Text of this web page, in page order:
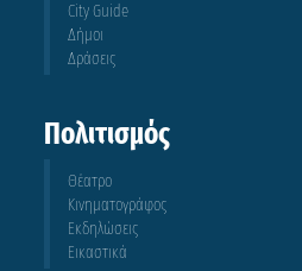
City Guide
Δήμοι
Δράσεις
Πολιτισμός
Θέατρο
Κινηματογράφος
Εκδηλώσεις
Εικαστικά